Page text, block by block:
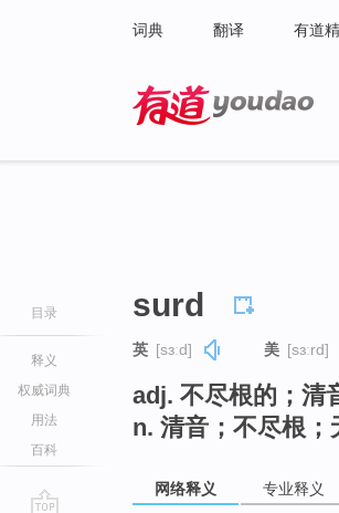
词典 翻译 有道
目录
释义
权威词典
用法
百科
surd
英 [sɜːd] 美 [sɜːrd]
adj. 不尽根的；清
n. 清音；不尽根；
网络释义 专业释义